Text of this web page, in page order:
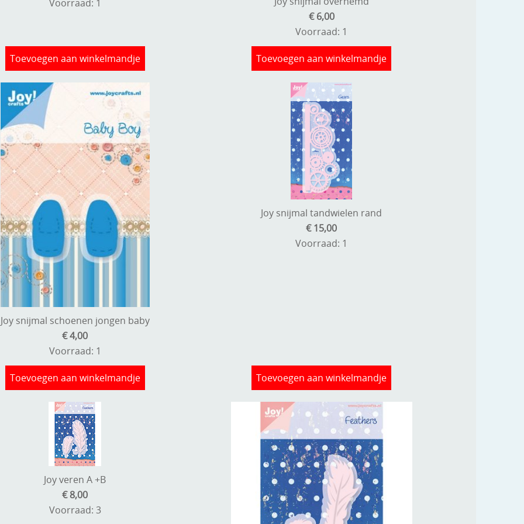
Voorraad: 1
Toevoegen aan winkelmandje
€ 6,00
Voorraad: 1
Toevoegen aan winkelmandje
Joy snijmal schoenen jongen baby
€ 4,00
Voorraad: 1
Toevoegen aan winkelmandje
Joy snijmal tandwielen rand
€ 15,00
Voorraad: 1
Toevoegen aan winkelmandje
Joy veren A +B
€ 8,00
Voorraad: 3